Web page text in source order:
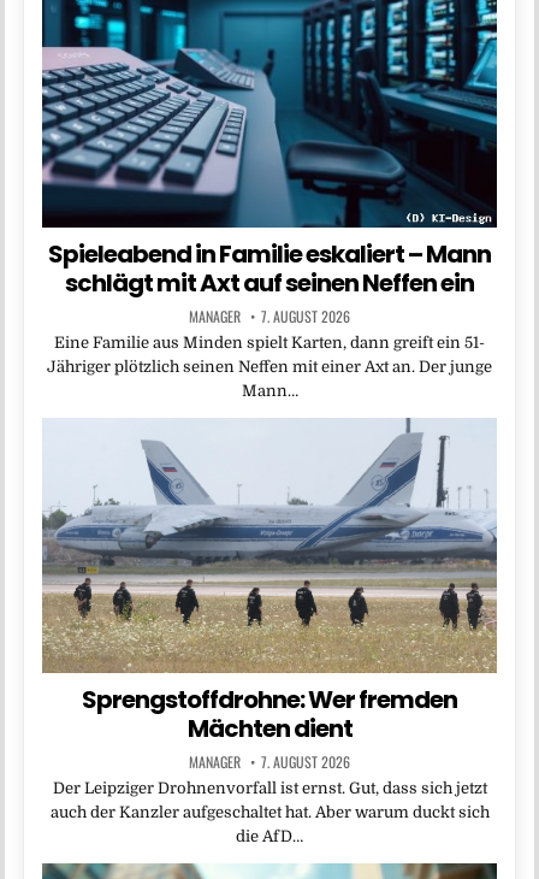
Spieleabend in Familie eskaliert – Mann
schlägt mit Axt auf seinen Neffen ein
MANAGER 7. AUGUST 2026
Eine Familie aus Minden spielt Karten, dann greift ein 51-
Jähriger plötzlich seinen Neffen mit einer Axt an. Der junge
Mann…
Sprengstoffdrohne: Wer fremden
Mächten dient
MANAGER 7. AUGUST 2026
Der Leipziger Drohnenvorfall ist ernst. Gut, dass sich jetzt
auch der Kanzler aufgeschaltet hat. Aber warum duckt sich
die AfD…